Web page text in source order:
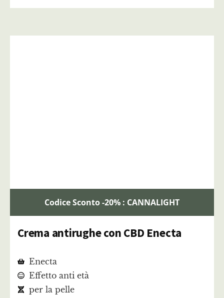
Codice Sconto -20% : CANNALIGHT
Crema antirughe con CBD Enecta
Enecta
Effetto anti età
per la pelle